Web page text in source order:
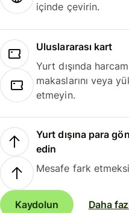
içinde çevirin.
Uluslararası kart
Yurt dışında
makaslarını veya
etmeyin.
Yurt dışına para
edin
Mesafe fark
Kaydolun Daha